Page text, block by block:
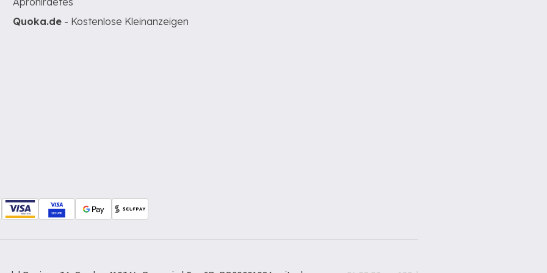
Quoka.de - Kostenlose Kleinanzeigen